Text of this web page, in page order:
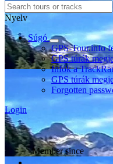
Nyelv
Súgó
GPS-Tour.info
GPS túrák
Infók a
GPS túrák
Forgotten
Login
Member since